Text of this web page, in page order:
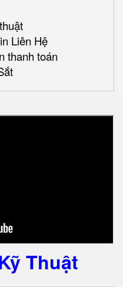
Liên Hệ
thanh toán
Thuật